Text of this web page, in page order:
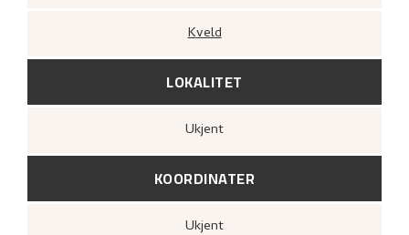
Kveld
LOKALITET
Ukjent
KOORDINATER
Ukjent